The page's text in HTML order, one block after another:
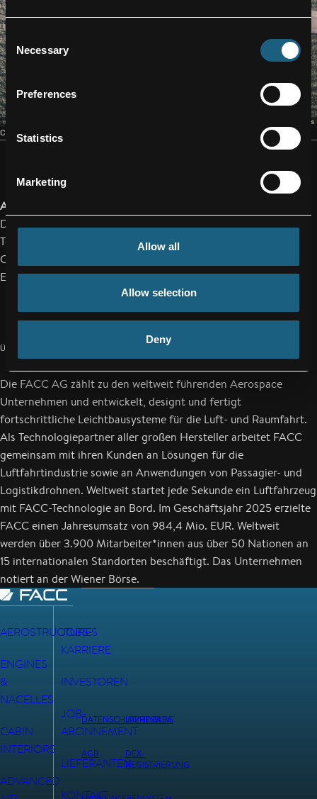
Consent
Selection
Necessary
Preferences
Statistics
Marketing
Allow all
Allow selection
Deny
CONTACT
Andreas Perotti
Director Marketing & Communications
Tel.: +43/59/616-1142
Cell: +43/664/ 80 119 1142
E-Mail:a.perotti@facc.com
ÜBER FACC
Die FACC AG zählt zu den weltweit führenden Aerospace
Unternehmen und entwickelt, designt und fertigt
fortschrittliche Leichtbausysteme für die Luft- und Raumfahrt.
Als Technologiepartner aller großen Hersteller arbeitet FACC
gemeinsam mit ihren Kunden an Lösungen für die
Luftfahrtindustrie sowie an Anwendungen von Passagier- und
Logistikdrohnen. Weltweit startet jede Sekunde ein Luftfahrzeug
mit FACC-Technologie an Bord. Im Geschäftsjahr 2025 erzielte
FACC einen Jahresumsatz von 984,4 Mio. EUR. Weltweit
werden über 3.900 Mitarbeiter*innen aus über 50 Nationen an
15 internationalen Standorten beschäftigt. Das Unternehmen
notiert an der Wiener Börse.
AEROSTRUCTURES
ENGINES
&
NACELLES
CABIN
INTERIORS
ADVANCED
JOBS-
KARRIERE
INVESTOREN
JOB-
ABONNEMENT
LIEFERANTEN
KONTAKT
DATENSCHUTZHINWEIS
IMPRESSUM
AGB
DEX-
REGISTRIERUNG